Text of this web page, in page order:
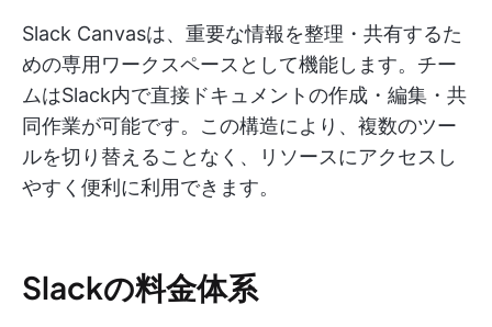
Slack Canvasは、重要な情報を整理・共有するた
めの専用ワークスペースとして機能します。チー
ムはSlack内で直接ドキュメントの作成・編集・共
同作業が可能です。この構造により、複数のツー
ルを切り替えることなく、リソースにアクセスし
やすく便利に利用できます。
Slackの料金体系